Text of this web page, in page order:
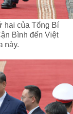
hai của Tổng Bí
Bình đến Việt
này.